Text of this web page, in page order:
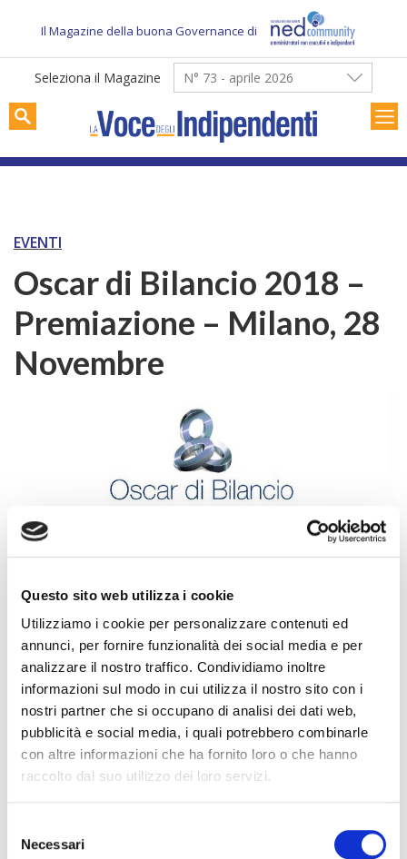
Questo sito web utilizza i cookie
Utilizziamo i cookie per personalizzare contenuti ed
annunci, per fornire funzionalità dei social media e per
analizzare il nostro traffico. Condividiamo inoltre
informazioni sul modo in cui utilizza il nostro sito con i
nostri partner che si occupano di analisi dei dati web,
pubblicità e social media, i quali potrebbero combinarle
con altre informazioni che ha fornito loro o che hanno
raccolto dal suo utilizzo dei loro servizi.
delNecessari
content
Il Magazine della buona Governance di
Seleziona il Magazine N° 73 - aprile 2026
EVENTI
Oscar di Bilancio 2018 –
Premiazione – Milano, 28
Novembre
OSCAR DI BILANCIO